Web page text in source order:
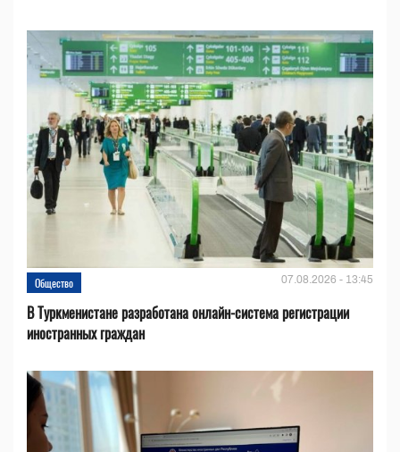
Общество 07.08.2026 - 13:45
В Туркменистане разработана онлайн-система регистрации
иностранных граждан